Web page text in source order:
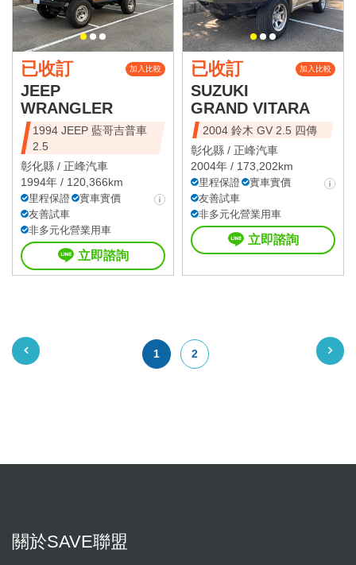
已收訂 加入比較
JEEP
WRANGLER
1994 JEEP 藍哥吉普車
2.5
彰化縣 / 正峰汽車
1994年 / 120,366km
里程保證
實車實價
友善試車
非多元化營業用車
立即諮詢
已收訂 加入比較
SUZUKI
GRAND VITARA
2004 鈴木 GV 2.5 四傳
彰化縣 / 正峰汽車
2004年 / 173,202km
里程保證
實車實價
友善試車
非多元化營業用車
立即諮詢
1 2
關於SAVE聯盟